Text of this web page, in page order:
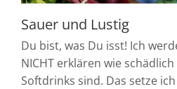
Sauer und Lustig
Du bist, was Du isst! Ich
NICHT erklären wie
Softdrinks sind. Das setze